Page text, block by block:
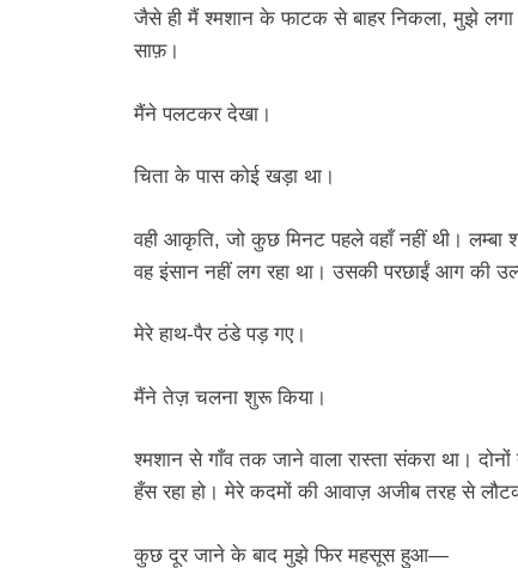
जैसे ही मैं श्मशान के फाटक से बाहर निकला, मुझे लगा
साफ़।
मैंने पलटकर देखा।
चिता के पास कोई खड़ा था।
वही आकृति, जो कुछ मिनट पहले वहाँ नहीं थी।
वह इंसान नहीं लग रहा था। उसकी परछाईं आग की
मेरे हाथ-पैर ठंडे पड़ गए।
मैंने तेज़ चलना शुरू किया।
श्मशान से गाँव तक जाने वाला रास्ता संकरा था।
हँस रहा हो। मेरे कदमों की आवाज़ अजीब तरह से
कुछ दूर जाने के बाद मुझे फिर महसूस हुआ—